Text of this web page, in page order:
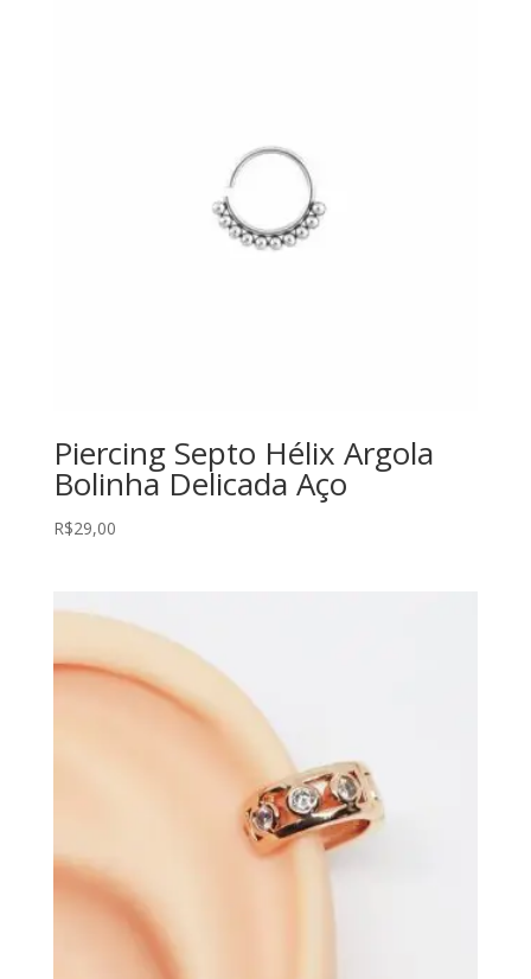
Piercing Septo Hélix Argola
Bolinha Delicada Aço
R$29,00